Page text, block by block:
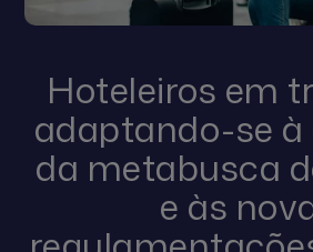
Hoteleiros em
adaptando-se à
da metabusca
e às